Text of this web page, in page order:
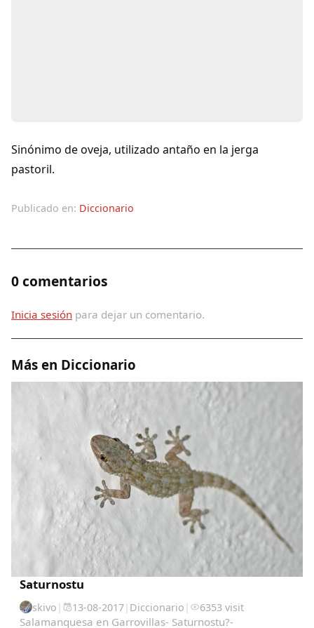
Foros
Idiosincrasia
Cancionero Local
La palra
Modo oscuro
Sinónimo de oveja, utilizado antaño en la jerga
pastoril.
Publicado en: Diccionario
0 comentarios
Inicia sesión para dejar un comentario.
Más en Diccionario
Saturnostu
skivo | 13-08-2017| Diccionario | 6353 visit
Salamanquesa en Garrovillas- Saturnostu?-